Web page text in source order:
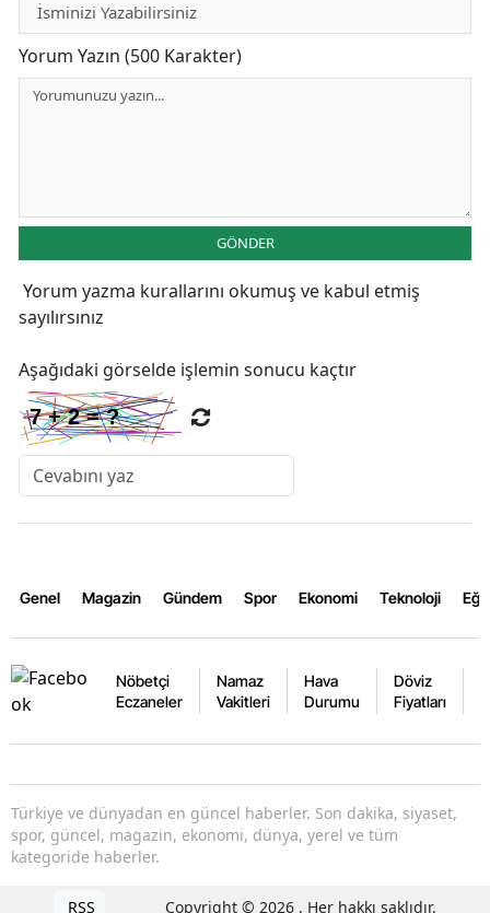
Yorum Yazın (500 Karakter)
GÖNDER
Yorum yazma kurallarını okumuş ve kabul etmiş
sayılırsınız
Aşağıdaki görselde işlemin sonucu kaçtır
Genel Magazin Gündem Spor Ekonomi Teknoloji
Nöbetçi
Eczaneler
Namaz
Vakitleri
Hava
Durumu
Döviz
Fiyatları
Türkiye ve dünyadan en güncel haberler. Son dakika, siyaset,
spor, güncel, magazin, ekonomi, dünya, yerel ve tüm
kategoride haberler.
RSS Copyright © 2026 . Her hakkı saklıdır.